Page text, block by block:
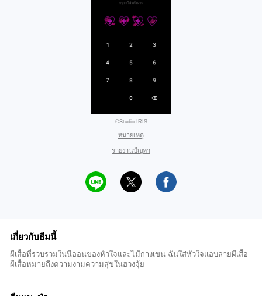
©Studio IRIS
หมายเหตุ
รายงานปัญหา
เกี่ยวกับธีมนี้
ผีเสื้อที่รวบรวมในนีออนของหัวใจและไม้กางเขน ฉันใส่หัวใจแอบลายผีเสื้อ
ผีเสื้อหมายถึงความงามความสุขในฮวงจุ้ย